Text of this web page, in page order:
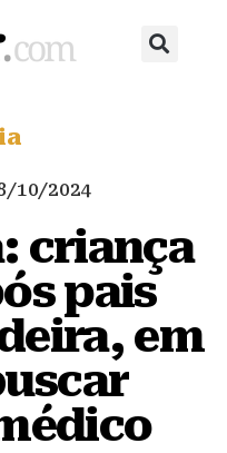
10/2024
criança
pais
em